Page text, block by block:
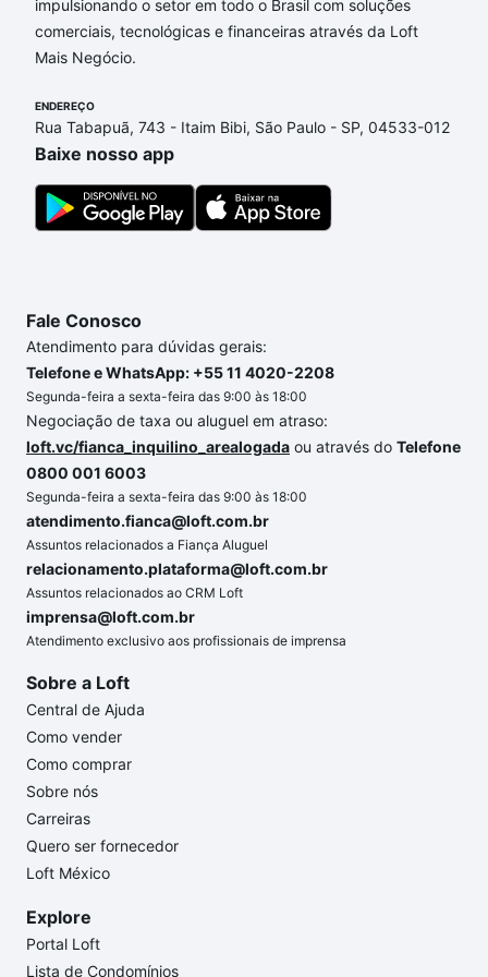
adequar ao seu orçamento. Se ainda tem alguma
dúvida dos custos envolvidos no processo de
um apartamento
o imóvel dos seus sonhos com segurança e
conforto. Loft, com você até as chaves.
impulsionando o setor em todo o Brasil com soluções
comerciais, tecnológicas e financeiras através da Loft
Mais Negócio.
ENDEREÇO
Rua Tabapuã, 743 - Itaim Bibi, São Paulo - SP, 04533-012
Baixe nosso app
Fale Conosco
Atendimento para dúvidas gerais:
Telefone e WhatsApp: +55 11 4020-2208
Segunda-feira a sexta-feira das 9:00 às 18:00
Negociação de taxa ou aluguel em atraso:
loft.vc/fianca_inquilino_arealogada ou através do Telefone
0800 001 6003
Segunda-feira a sexta-feira das 9:00 às 18:00
atendimento.fianca@loft.com.br
Assuntos relacionados a Fiança Aluguel
relacionamento.plataforma@loft.com.br
Assuntos relacionados ao CRM Loft
imprensa@loft.com.br
Atendimento exclusivo aos profissionais de imprensa
Sobre a Loft
Central de Ajuda
Como vender
Como comprar
Sobre nós
Carreiras
Quero ser fornecedor
Loft México
Explore
Portal Loft
Lista de Condomínios